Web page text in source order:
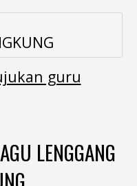
guru
LENGGANG